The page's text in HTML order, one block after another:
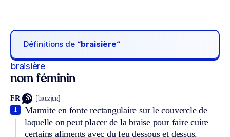
Définitions de “braisière“
braisière
nom féminin
FR [bʀɛzjɛʀ]
Marmite en fonte rectangulaire sur le couvercle de
laquelle on peut placer de la braise pour faire cuire
certains aliments avec du feu dessous et dessus.
1